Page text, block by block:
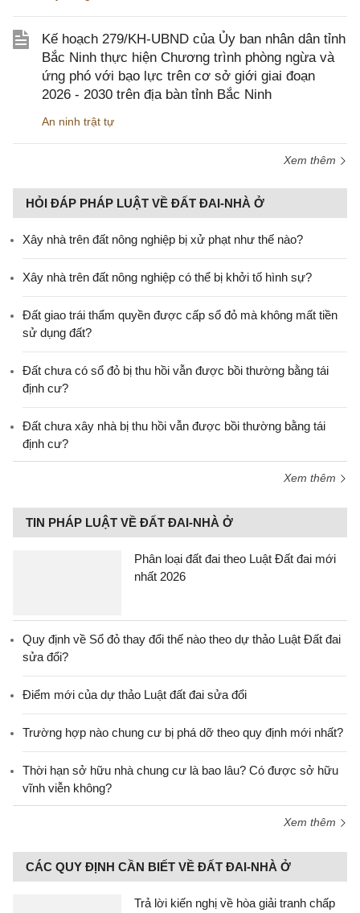
Kế hoạch 279/KH-UBND của Ủy ban nhân dân tỉnh
Bắc Ninh thực hiện Chương trình phòng ngừa và
ứng phó với bạo lực trên cơ sở giới giai đoạn
2026 - 2030 trên địa bàn tỉnh Bắc Ninh
An ninh trật tự
Xem thêm
HỎI ĐÁP PHÁP LUẬT VỀ ĐẤT ĐAI-NHÀ Ở
Xây nhà trên đất nông nghiệp bị xử phạt như thế nào?
Xây nhà trên đất nông nghiệp có thể bị khởi tố hình sự?
Đất giao trái thẩm quyền được cấp sổ đỏ mà không mất tiền
sử dụng đất?
Đất chưa có sổ đỏ bị thu hồi vẫn được bồi thường bằng tái
định cư?
Đất chưa xây nhà bị thu hồi vẫn được bồi thường bằng tái
định cư?
Xem thêm
TIN PHÁP LUẬT VỀ ĐẤT ĐAI-NHÀ Ở
Phân loại đất đai theo Luật Đất đai mới
nhất 2026
Quy định về Sổ đỏ thay đổi thế nào theo dự thảo Luật Đất đai
sửa đổi?
Điểm mới của dự thảo Luật đất đai sửa đổi
Trường hợp nào chung cư bị phá dỡ theo quy định mới nhất?
Thời hạn sở hữu nhà chung cư là bao lâu? Có được sở hữu
vĩnh viễn không?
Xem thêm
CÁC QUY ĐỊNH CẦN BIẾT VỀ ĐẤT ĐAI-NHÀ Ở
Trả lời kiến nghị về hòa giải tranh chấp